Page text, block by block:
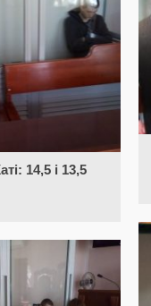
14,5 і 13,5